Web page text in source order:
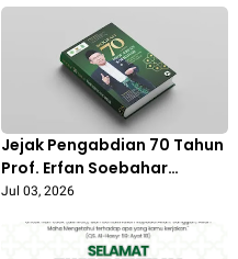
Jejak Pengabdian 70 Tahun
Prof. Erfan Soebahar
Diabadikan dalam Buku
Jul 03, 2026